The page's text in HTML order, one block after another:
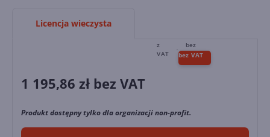
Licencja wieczysta
1 195,86 zł bez VAT
Produkt dostępny tylko dla organizacji non-profit.